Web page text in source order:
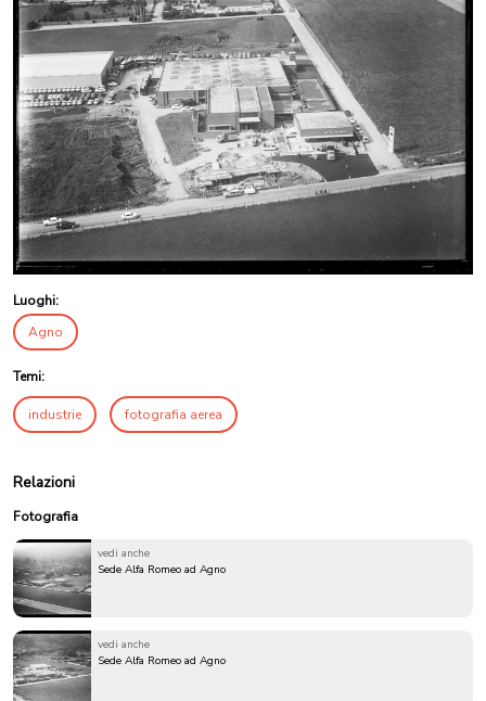
Luoghi:
Agno
Temi:
industrie fotografia aerea
Relazioni
Fotografia
vedi anche
Sede Alfa Romeo ad Agno
vedi anche
Sede Alfa Romeo ad Agno